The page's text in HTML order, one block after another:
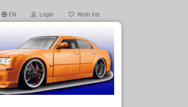
EN Login Wish list